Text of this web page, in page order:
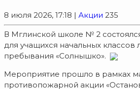
8 июля 2026, 17:18 | Акции 235
В Мглинской школе № 2
для учащихся начальных классов
пребывания «Солнышко».
Мероприятие прошло в рамках
противопожарной акции